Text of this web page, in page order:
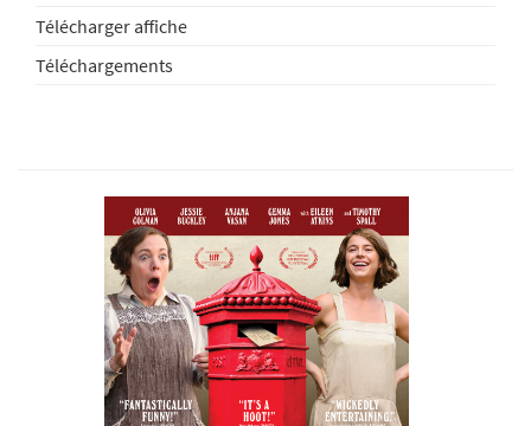
Télécharger affiche
Téléchargements